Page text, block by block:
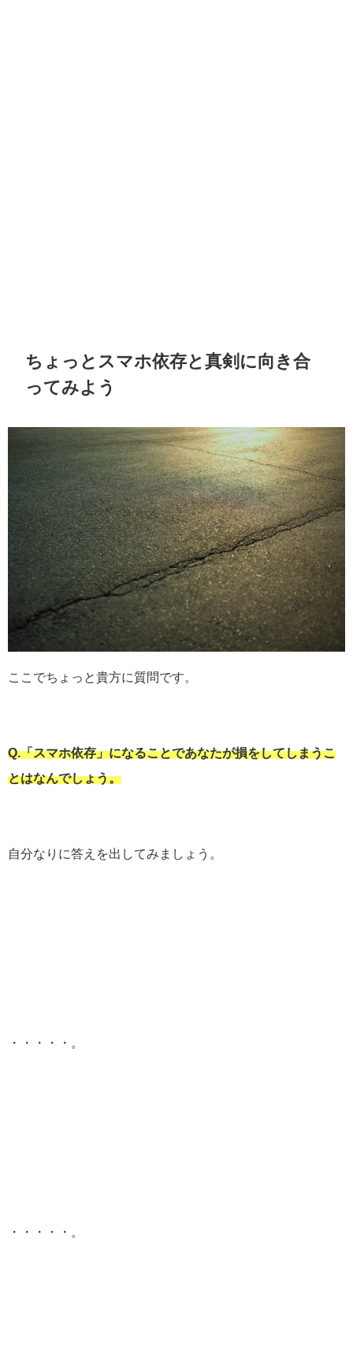
ちょっとスマホ依存と真剣に向き合
ってみよう
ここでちょっと貴方に質問です。
Q.「スマホ依存」になることであなたが損をしてしまうこ
とはなんでしょう。
自分なりに答えを出してみましょう。
・・・・・。
・・・・・。